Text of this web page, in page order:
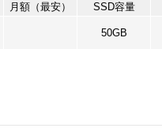
月額（最安） SSD容量
50GB